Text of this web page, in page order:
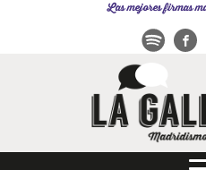
Las mejores firmas